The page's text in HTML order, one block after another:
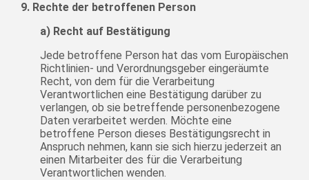
9. Rechte der betroffenen Person
a) Recht auf Bestätigung
Jede betroffene Person hat das vom Europäischen
Richtlinien- und Verordnungsgeber eingeräumte
Recht, von dem für die Verarbeitung
Verantwortlichen eine Bestätigung darüber zu
verlangen, ob sie betreffende personenbezogene
Daten verarbeitet werden. Möchte eine
betroffene Person dieses Bestätigungsrecht in
Anspruch nehmen, kann sie sich hierzu jederzeit an
einen Mitarbeiter des für die Verarbeitung
Verantwortlichen wenden.